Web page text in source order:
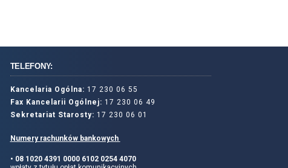
TELEFONY:
Kancelaria Ogólna: 17 230 06 55
Fax Kancelarii Ogólnej: 17 230 06 49
Sekretariat Starosty: 17 230 06 01
Numery rachunków bankowych
• 08 1020 4391 0000 6102 0254 4070